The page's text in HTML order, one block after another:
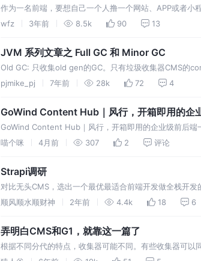
作为一名前端，要想自己一个人撸一个网站、APP或者
何将 strapi 用户系统与微信小程序登录相结合。
wfz 3年前 8.5k 90 13
JVM 系列文章之 Full GC 和 Minor GC
Old GC: 只收集old gen的GC。只有垃圾收集器CMS的
收集器 G1有这个模式 针对不同的垃圾收集器，Full GC的
pjmike_pj 7年前 28k 72 4
GoWind Content Hub｜风行，开箱即用的企
GoWind Content Hub｜风行，开箱即用的企业级前后
喵个咪
4月前 307 2 评论
Strapi调研
对比无头CMS，选出一个最优最适合前端开发做全栈开
使开发过程更高效。
顺风顺水顺财神 2年前 4.4k 18 6
弄明白CMS和G1，就靠这一篇了
根据不同分代的特点，收集器可能不同。有些收集器可